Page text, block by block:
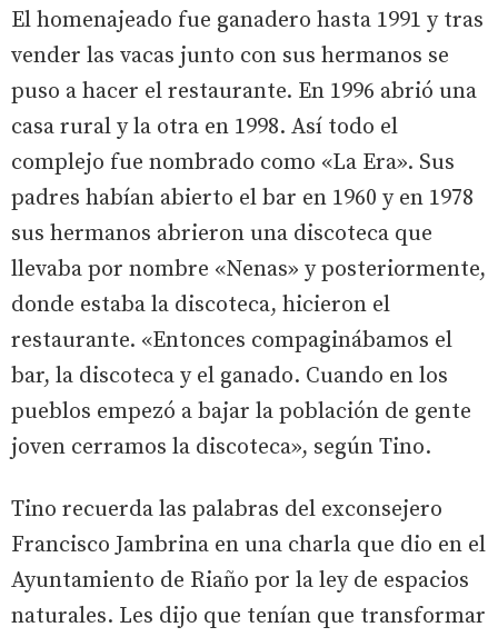
El homenajeado fue ganadero hasta 1991 y tras
vender las vacas junto con sus hermanos se
puso a hacer el restaurante. En 1996 abrió una
casa rural y la otra en 1998. Así todo el
complejo fue nombrado como «La Era». Sus
padres habían abierto el bar en 1960 y en 1978
sus hermanos abrieron una discoteca que
llevaba por nombre «Nenas» y posteriormente,
donde estaba la discoteca, hicieron el
restaurante. «Entonces compaginábamos el
bar, la discoteca y el ganado. Cuando en los
pueblos empezó a bajar la población de gente
joven cerramos la discoteca», según Tino.
Tino recuerda las palabras del exconsejero
Francisco Jambrina en una charla que dio en el
Ayuntamiento de Riaño por la ley de espacios
naturales. Les dijo que tenían que transformar